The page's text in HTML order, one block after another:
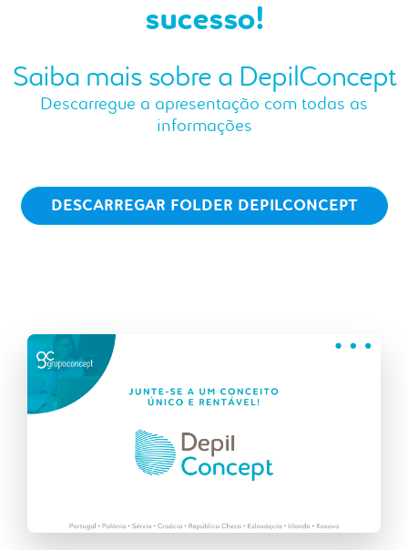
sucesso!
Saiba mais sobre a DepilConcept
Descarregue a apresentação com todas as
informações
DESCARREGAR FOLDER DEPILCONCEPT